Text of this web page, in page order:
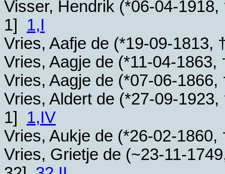
Visser, Hendrik (*06-04-1918,
1] 1,I
Vries, Aafje de (*19-09-1813,
Vries, Aagje de (*11-04-1863,
Vries, Aagje de (*07-06-1866,
Vries, Aldert de (*27-09-1923,
1] 1,IV
Vries, Aukje de (*26-02-1860,
Vries, Grietje de (~23-11-1749